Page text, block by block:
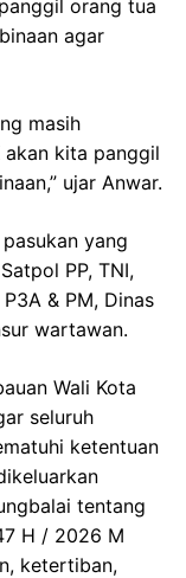
orang tua
agar
masih
akan kita panggil
ujar Anwar.
yang
PP, TNI,
& PM, Dinas
wartawan.
Wali Kota
seluruh
ketentuan
tentang
H / 2026 M
ketertiban,